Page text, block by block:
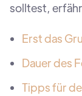
solltest,
Erst das
Dauer des
Tipps für